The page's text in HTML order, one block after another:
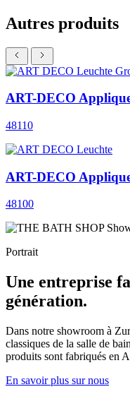
Autres produits
ART-DECO
48110
ART-DECO
48100
Portrait
Une entreprise
génération.
Dans notre showroom à
classiques de la salle de
produits sont fabriqués en
En savoir plus sur nous